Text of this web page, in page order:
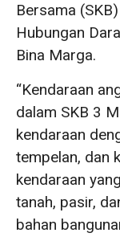
Bersama
Hubungan
Bina Marga.
“Kendaraan
dalam SKB 3
kendaraan
tempelan, dan
kendaraan
tanah, pasir,
bahan